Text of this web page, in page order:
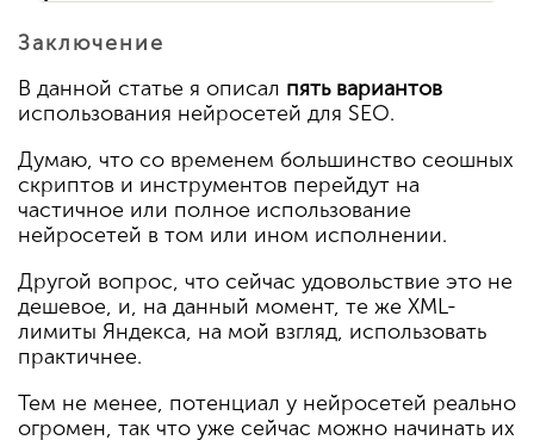
Заключение
В данной статье я описал пять вариантов
использования нейросетей для SEO.
Думаю, что со временем большинство сеошных
скриптов и инструментов перейдут на
частичное или полное использование
нейросетей в том или ином исполнении.
Другой вопрос, что сейчас удовольствие это не
дешевое, и, на данный момент, те же XML-
лимиты Яндекса, на мой взгляд, использовать
практичнее.
Тем не менее, потенциал у нейросетей реально
огромен, так что уже сейчас можно начинать их